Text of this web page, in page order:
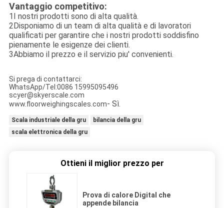
Vantaggio competitivo:
1I nostri prodotti sono di alta qualità.
2Disponiamo di un team di alta qualità e di lavoratori
qualificati per garantire che i nostri prodotti soddisfino
pienamente le esigenze dei clienti.
3Abbiamo il prezzo e il servizio piu' convenienti.
Si prega di contattarci:
WhatsApp/Tel:0086 15995095496
scyer@skyerscale.com
www.floorweighingscales.com- Sì.
Scala industriale della gru
bilancia della gru
scala elettronica della gru
Ottieni il miglior prezzo per
Prova di calore Digital che
appende bilancia